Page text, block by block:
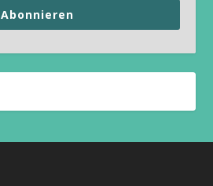
Abonnieren